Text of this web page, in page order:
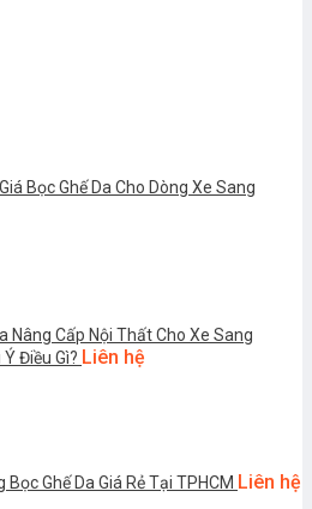
Bọc Ghế Da Cho Dòng Xe Sang
Nâng Cấp Nội Thất Cho Xe Sang
Điều Gì? Liên hệ
Bọc Ghế Da Giá Rẻ Tại TPHCM Liên hệ